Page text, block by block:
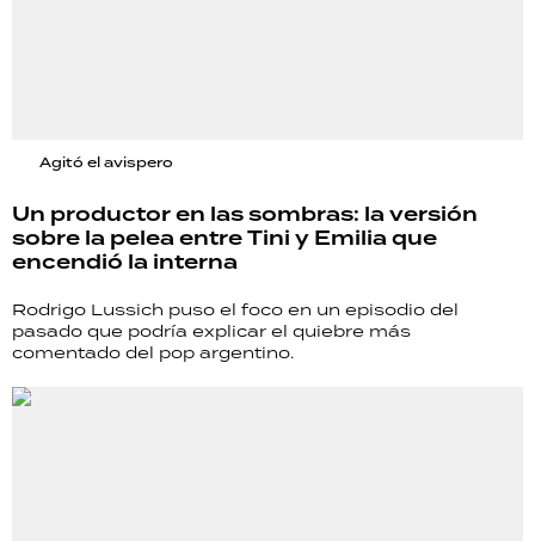
Agitó el avispero
Un productor en las sombras: la versión
sobre la pelea entre Tini y Emilia que
encendió la interna
Rodrigo Lussich puso el foco en un episodio del
pasado que podría explicar el quiebre más
comentado del pop argentino.